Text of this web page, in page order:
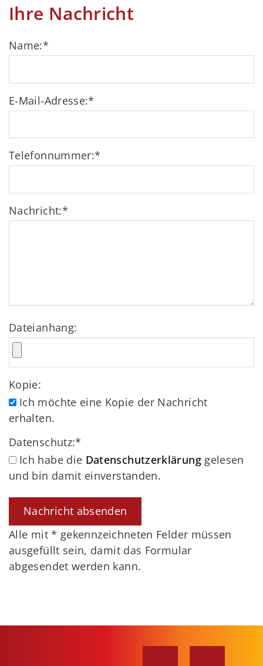
Ihre Nachricht
Name:*
E-Mail-Adresse:*
Telefonnummer:*
Nachricht:*
Dateianhang:
Kopie:
Ich möchte eine Kopie der Nachricht
erhalten.
Datenschutz:*
Ich habe die Datenschutzerklärunggelesen
und bin damit einverstanden.
Alle mit* gekennzeichneten Felder müssen
ausgefüllt sein, damit das Formular
abgesendet werden kann.